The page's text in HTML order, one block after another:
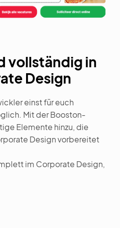
vollständig in
Design
einst für euch
Mit der Booston-
Elemente hinzu, die
Design vorbereitet
im Corporate Design,